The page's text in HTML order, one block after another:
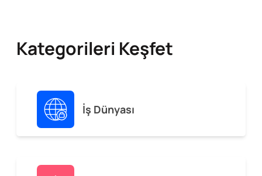
Kategorileri Keşfet
İş Dünyası